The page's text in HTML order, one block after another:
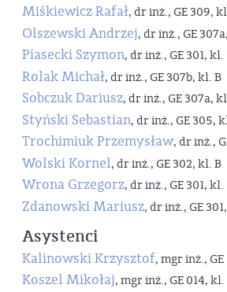
Miśkiewicz Rafał, dr inż., GE 309,
Olszewski Andrzej, dr inż., GE
Piasecki Szymon, dr inż., GE 301, kl.
Rolak Michał, dr inż., GE 307b, kl. B
Sobczuk Dariusz, dr inż., GE 307a,
Styński Sebastian, dr inż., GE 305,
Trochimiuk Przemysław, dr inż.,
Wolski Kornel, dr inż., GE 302, kl. B
Wrona Grzegorz, dr inż., GE 301, kl.
Zdanowski Mariusz, dr inż., GE
Asystenci
Kalinowski Krzysztof, mgr inż.,
Koszel Mikołaj, mgr inż., GE 014, kl.